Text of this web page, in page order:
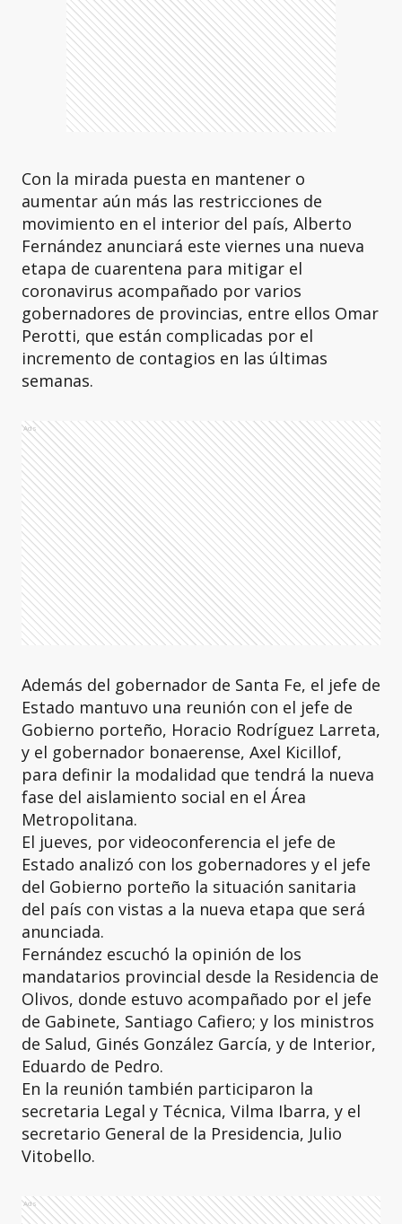
Con la mirada puesta en mantener o
aumentar aún más las restricciones de
movimiento en el interior del país, Alberto
Fernández anunciará este viernes una nueva
etapa de cuarentena para mitigar el
coronavirus acompañado por varios
gobernadores de provincias, entre ellos Omar
Perotti, que están complicadas por el
incremento de contagios en las últimas
semanas.
Ads
Además del gobernador de Santa Fe, el jefe de
Estado mantuvo una reunión con el jefe de
Gobierno porteño, Horacio Rodríguez Larreta,
y el gobernador bonaerense, Axel Kicillof,
para definir la modalidad que tendrá la nueva
fase del aislamiento social en el Área
Metropolitana.
El jueves, por videoconferencia el jefe de
Estado analizó con los gobernadores y el jefe
del Gobierno porteño la situación sanitaria
del país con vistas a la nueva etapa que será
anunciada.
Fernández escuchó la opinión de los
mandatarios provincial desde la Residencia de
Olivos, donde estuvo acompañado por el jefe
de Gabinete, Santiago Cafiero; y los ministros
de Salud, Ginés González García, y de Interior,
Eduardo de Pedro.
En la reunión también participaron la
secretaria Legal y Técnica, Vilma Ibarra, y el
secretario General de la Presidencia, Julio
Vitobello.
Ads